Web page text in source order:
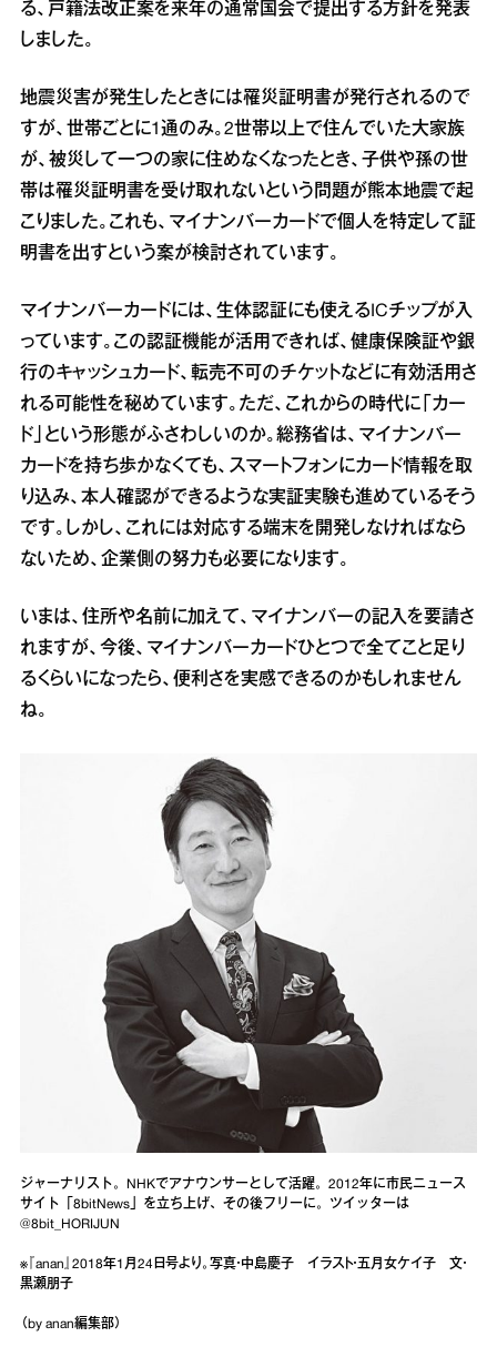
る、戸籍法改正案を来年の通常国会で提出する方針を発表
しました。
地震災害が発生したときには罹災証明書が発行されるので
すが、世帯ごとに1通のみ。2世帯以上で住んでいた大家族
が、被災して一つの家に住めなくなったとき、子供や孫の世
帯は罹災証明書を受け取れないという問題が熊本地震で起
こりました。これも、マイナンバーカードで個人を特定して証
明書を出すという案が検討されています。
マイナンバーカードには、生体認証にも使えるICチップが入
っています。この認証機能が活用できれば、健康保険証や銀
行のキャッシュカード、転売不可のチケットなどに有効活用さ
れる可能性を秘めています。ただ、これからの時代に「カー
ド」という形態がふさわしいのか。総務省は、マイナンバー
カードを持ち歩かなくても、スマートフォンにカード情報を取
り込み、本人確認ができるような実証実験も進めているそう
です。しかし、これには対応する端末を開発しなければなら
ないため、企業側の努力も必要になります。
いまは、住所や名前に加えて、マイナンバーの記入を要請さ
れますが、今後、マイナンバーカードひとつで全てこと足り
るくらいになったら、便利さを実感できるのかもしれません
ね。
ジャーナリスト。NHKでアナウンサーとして活躍。2012年に市民ニュース
サイト「8bitNews」を立ち上げ、その後フリーに。ツイッターは
@8bit_HORIJUN
※『anan』2018年1月24日号より。写真・中島慶子 イラスト・五月女ケイ子 文・
黒瀬朋子
（by anan編集部）